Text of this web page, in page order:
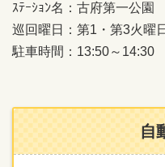
ｽﾃｰｼｮﾝ名：古府第一公園
巡回曜日：第1・第3火曜
駐車時間：13:50～14:30
自